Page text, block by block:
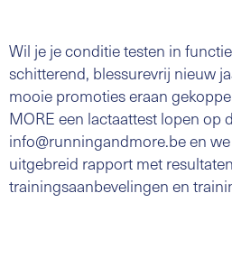
Wil je je conditie testen in
schitterend, blessurevrij nieuw
mooie promoties eraan
MORE een lactaattest lopen op
info@runningandmore.be en
uitgebreid rapport met
trainingsaanbevelingen en